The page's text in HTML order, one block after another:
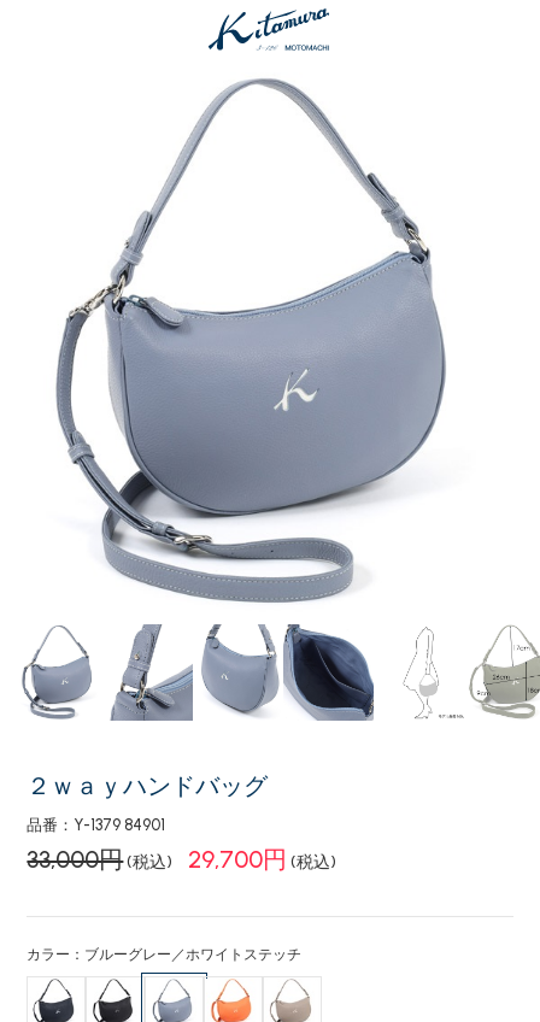
２ｗａｙハンドバッグ
品番：Y-1379 84901
33,000円(税込) 29,700円 (税込)
カラー：ブルーグレー／ホワイトステッチ